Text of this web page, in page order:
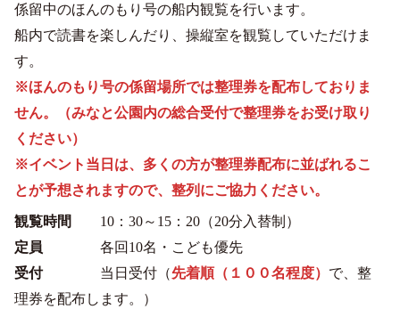
係留中のほんのもり号の船内観覧を行います。
船内で読書を楽しんだり、操縦室を観覧していただけま
す。
※ほんのもり号の係留場所では整理券を配布しておりま
せん。（みなと公園内の総合受付で整理券をお受け取り
ください）
※イベント当日は、多くの方が整理券配布に並ばれるこ
とが予想されますので、整列にご協力ください。
観覧時間
10：30～15：20（20分入替制）
定員 各回10名・こども優先
受付当日受付（先着順（１００名程度） で、整
理券を配布します。）